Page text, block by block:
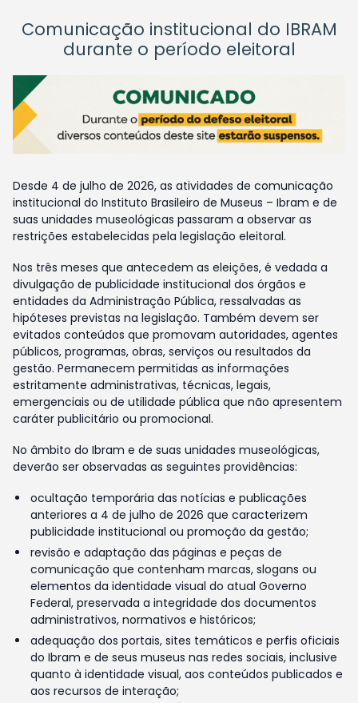
Comunicação institucional do IBRAM
durante o período eleitoral
Desde 4 de julho de 2026, as atividades de comunicação
institucional do Instituto Brasileiro de Museus – Ibram e de
suas unidades museológicas passaram a observar as
restrições estabelecidas pela legislação eleitoral.
Nos três meses que antecedem as eleições, é vedada a
divulgação de publicidade institucional dos órgãos e
entidades da Administração Pública, ressalvadas as
hipóteses previstas na legislação. Também devem ser
evitados conteúdos que promovam autoridades, agentes
públicos, programas, obras, serviços ou resultados da
gestão. Permanecem permitidas as informações
estritamente administrativas, técnicas, legais,
emergenciais ou de utilidade pública que não apresentem
caráter publicitário ou promocional.
No âmbito do Ibram e de suas unidades museológicas,
deverão ser observadas as seguintes providências:
ocultação temporária das notícias e publicações
anteriores a 4 de julho de 2026 que caracterizem
publicidade institucional ou promoção da gestão;
revisão e adaptação das páginas e peças de
comunicação que contenham marcas, slogans ou
elementos da identidade visual do atual Governo
Federal, preservada a integridade dos documentos
administrativos, normativos e históricos;
adequação dos portais, sites temáticos e perfis oficiais
do Ibram e de seus museus nas redes sociais, inclusive
quanto à identidade visual, aos conteúdos publicados e
aos recursos de interação;